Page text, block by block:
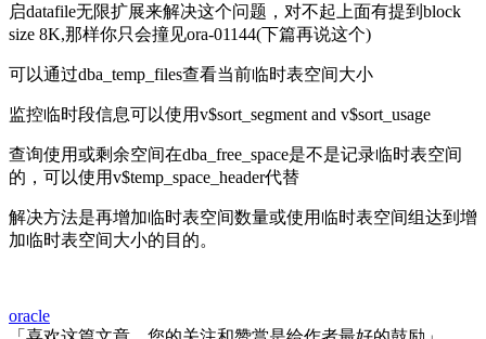
启datafile无限扩展来解决这个问题，对不起上面有提到block
size 8K,那样你只会撞见ora-01144(下篇再说这个)
可以通过dba_temp_files查看当前临时表空间大小
监控临时段信息可以使用v$sort_segment and v$sort_usage
查询使用或剩余空间在dba_free_space是不是记录临时表空间
的，可以使用v$temp_space_header代替
解决方法是再增加临时表空间数量或使用临时表空间组达到增
加临时表空间大小的目的。
oracle